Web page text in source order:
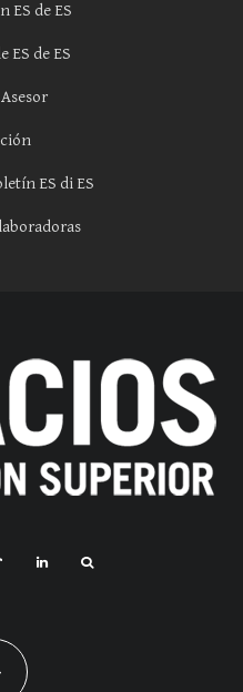
ES de ES
ES de ES
ES di ES